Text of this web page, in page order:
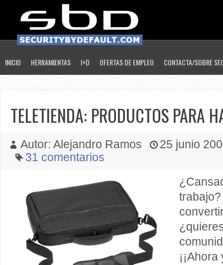
INICIO HERRAMIENTAS I+D OFERTAS DE EMPLEO CONTACTA/SOBRE
TELETIENDA: PRODUCTOS PARA
Autor: Alejandro Ramos
25 junio
31 comentarios